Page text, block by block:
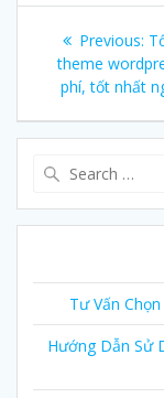
PostPrevious:
theme
phí, tốt nhất
Tư Vấn
Hướng Dẫn Sử